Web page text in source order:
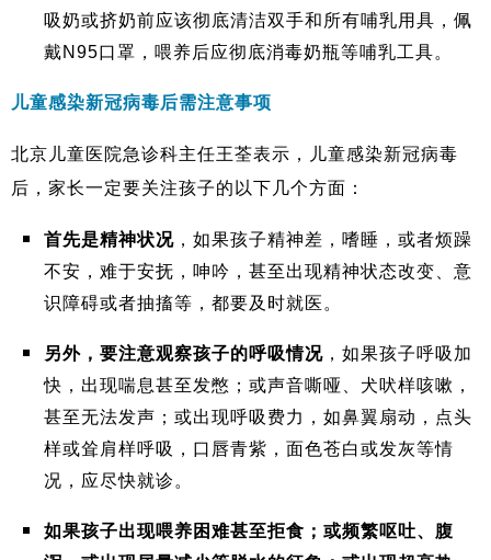
吸奶或挤奶前应该彻底清洁双手和所有哺乳用具，佩
戴N95口罩，喂养后应彻底消毒奶瓶等哺乳工具。
儿童感染新冠病毒后需注意事项
北京儿童医院急诊科主任王荃表示，儿童感染新冠病毒
后，家长一定要关注孩子的以下几个方面：
首先是精神状况 ，如果孩子精神差，嗜睡，或者烦躁
不安，难于安抚，呻吟，甚至出现精神状态改变、意
识障碍或者抽搐等，都要及时就医。
另外，要注意观察孩子的呼吸情况 ，如果孩子呼吸加
快，出现喘息甚至发憋；或声音嘶哑、犬吠样咳嗽，
甚至无法发声；或出现呼吸费力，如鼻翼扇动，点头
样或耸肩样呼吸，口唇青紫，面色苍白或发灰等情
况，应尽快就诊。
如果孩子出现喂养困难甚至拒食 ；或频繁呕吐、腹